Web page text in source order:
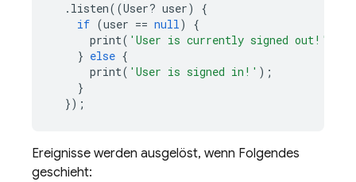
. listen((User? user)
{
if (user == null)
{
print( 'User is currently signed out!'
} else {
print( 'User is signed in!' );
}
});
Ereignisse werden ausgelöst, wenn Folgendes
geschieht: